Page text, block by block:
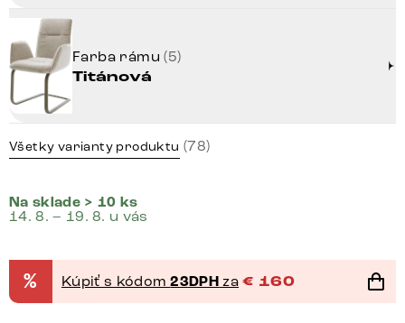
Farba rámu(5)
Titánová
Všetky varianty produktu (78)
Na sklade > 10 ks
14. 8. – 19. 8. u vás
% Kúpiť s kódom23DPH za € 160